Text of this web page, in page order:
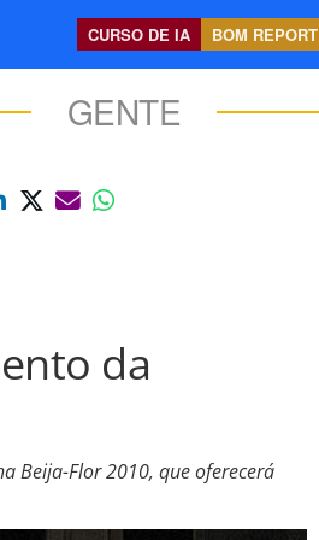
CURSO DE IA BOM REPORT
GENTE
da
Beija-Flor 2010, que oferecerá